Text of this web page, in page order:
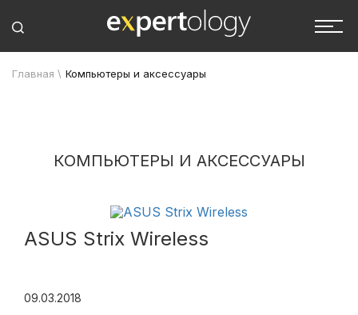
Главная \ Компьютеры и аксессуары
КОМПЬЮТЕРЫ И АКСЕССУАРЫ
ASUS Strix Wireless
09.03.2018